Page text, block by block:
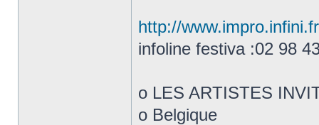
http://
infoline festiva :02 98
o LES ARTISTES
o Belgique